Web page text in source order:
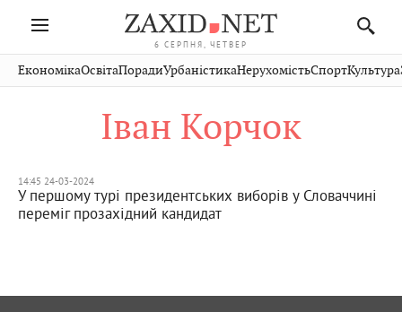
6 СЕРПНЯ, ЧЕТВЕР
Івано-
Франківськ
Волинь
Рівне
Чернівці
Стрий
Хмельницький
Публікації
Авто СловкоКультура
Кіно Дім Спорт
ЕкономікаОсвітаПорадиУрбаністикаНерухомістьСпортКультура
Іван Корчок
14:45 24-03-2024
У першому турі президентських виборів у Словаччині
переміг прозахідний кандидат